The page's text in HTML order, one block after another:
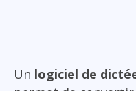
Un logiciel de